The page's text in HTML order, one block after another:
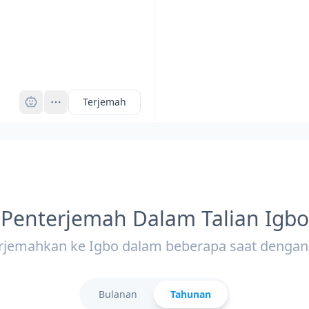
Terjemah
Penterjemah Dalam Talian Igbo
ke Igbo dalam beberapa saat
Bulanan Tahunan